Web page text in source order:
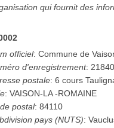
qui fournit des
officiel:Commune de
d'enregistrement:
postale:6 cours
:VAISON-LA -ROMAINE
postal:84110
pays (NUTS):